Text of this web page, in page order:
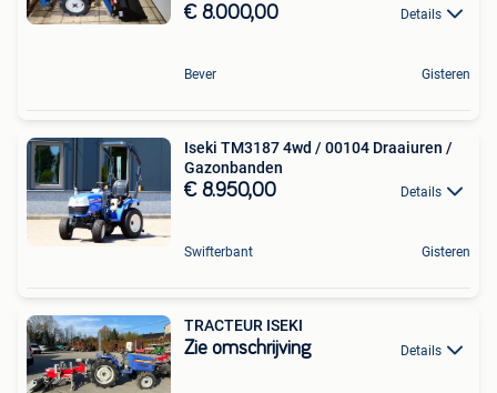
€ 8.000,00 Details
Bever Gisteren
Iseki TM3187 4wd / 00104 Draaiuren /
Gazonbanden
€ 8.950,00 Details
Swifterbant Gisteren
TRACTEUR ISEKI
Zie omschrijving Details